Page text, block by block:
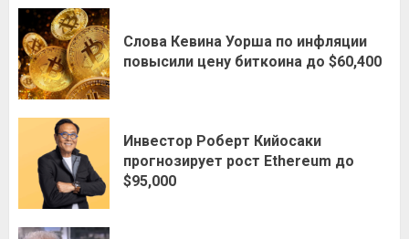
Слова Кевина Уорша по инфляции
повысили цену биткоина до $60,400
Инвестор Роберт Кийосаки
прогнозирует рост Ethereum до
$95,000